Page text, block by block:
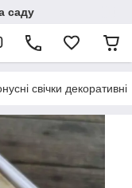
саду
свічки декоративні